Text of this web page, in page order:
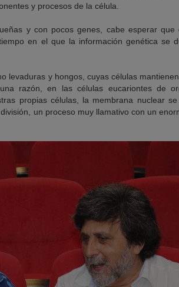
y procesos de la célula.
y con pocos genes, cabe esperar
en el que la información genética se
levaduras y hongos, cuyas células
razón, en las células eucariontes de
propias células, la membrana nuclear
un proceso muy llamativo con un